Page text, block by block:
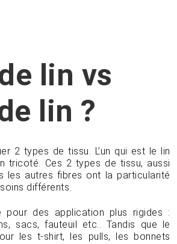
lin vs
lin ?
2 types de tissu. L’un qui est le lin
tricoté. Ces 2 types de tissu, aussi
les autres fibres ont la particularité
différents.
pour des application plus rigides :
sacs, fauteuil etc.. Tandis que le
les t-shirt, les pulls, les bonnets